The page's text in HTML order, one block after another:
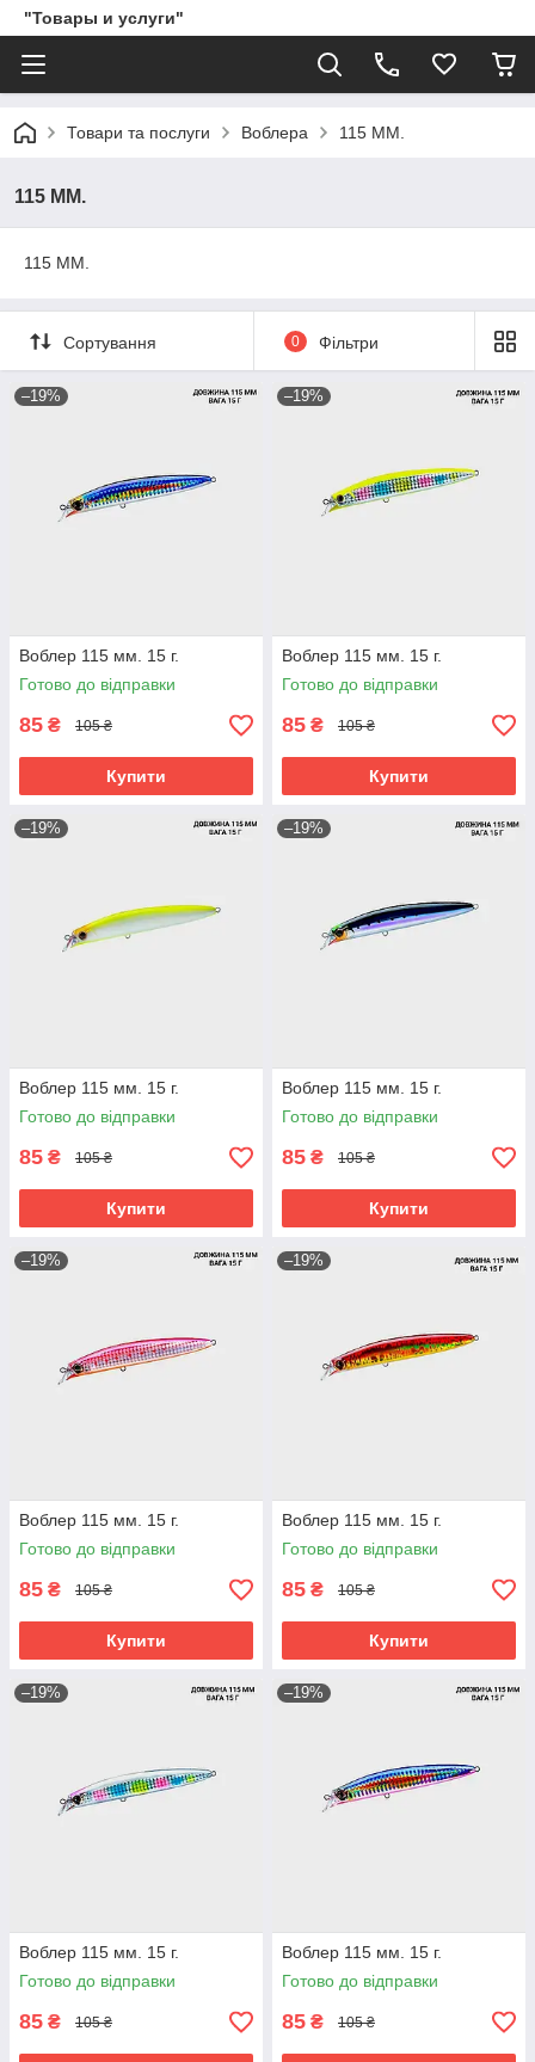
"Товары и услуги"
Товари та послуги Воблера 115 ММ.
115 ММ.
115 ММ.
Сортування 0 Фільтри
–19%
Воблер 115 мм. 15 г.
Готово до відправки
85 ₴ 105 ₴
Купити
–19%
Воблер 115 мм. 15 г.
Готово до відправки
85 ₴ 105 ₴
Купити
–19%
Воблер 115 мм. 15 г.
Готово до відправки
85 ₴ 105 ₴
Купити
–19%
Воблер 115 мм. 15 г.
Готово до відправки
85 ₴ 105 ₴
Купити
–19%
Воблер 115 мм. 15 г.
Готово до відправки
85 ₴ 105 ₴
Купити
–19%
Воблер 115 мм. 15 г.
Готово до відправки
85 ₴ 105 ₴
Купити
–19%
Воблер 115 мм. 15 г.
Готово до відправки
85 ₴ 105 ₴
–19%
Воблер 115 мм. 15 г.
Готово до відправки
85 ₴ 105 ₴